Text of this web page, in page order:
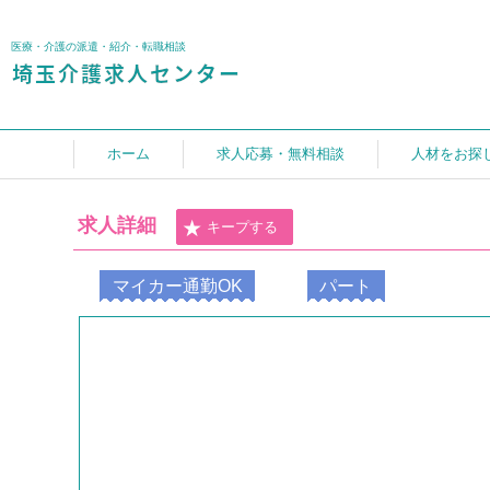
医療・介護の派遣・紹介・転職相談
ホーム 求人応募・無料相談 人材をお探
求人詳細 キープする
マイカー通勤OK パート